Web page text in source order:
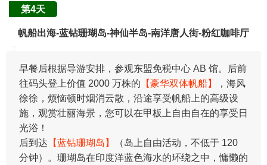
第4天
帆船出海-蓝钻珊瑚岛-神仙半岛-南洋唐人街-粉红咖啡厅
早餐后根据导游安排，参观东盟免税中心 AB 馆。后前
往码头登上价值 2000 万株的 【豪华双体帆船】
，海风
徐徐，烦恼顿时烟消云散，沿途享受帆船上的高级设
施，观赏壮丽海景，您可以在甲板上自由自在的享受日
光浴！
后到达 【蓝钻珊瑚岛】
（岛上自由活动，不低于 120
分钟）。珊瑚岛在印度洋蓝色海水的环绕之中，慵懒的